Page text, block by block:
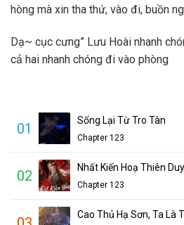
hòng mà xin tha thứ, vào đi, buồn
Dạ~ cục cưng” Lưu Hoài nhanh
cả hai nhanh chóng đi vào phòng
01 Sống Lại Từ Tro Tàn
Chapter 123
02 Nhất Kiến Hoạ Thiên
Chapter 123
Cao Thủ Hạ Sơn, Ta Là